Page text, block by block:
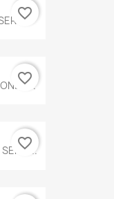
favorite_border
favorite_border
favorite_border